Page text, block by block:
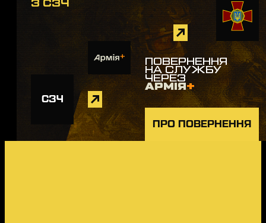
З СЗЧ
ПОВЕРНЕННЯ
НА СЛУЖБУ
ЧЕРЕЗ
АРМІЯ+
СЗЧ
ПРО ПОВЕРНЕННЯ